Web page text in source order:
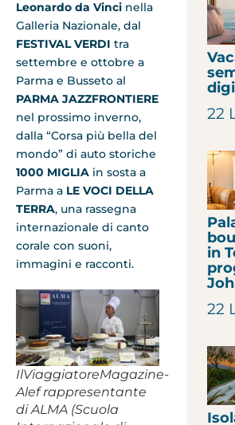
Leonardo da Vinci nella
Galleria Nazionale, dal
FESTIVAL VERDI tra
settembre e ottobre a
Parma e Busseto al
PARMA JAZZFRONTIERE
nel prossimo inverno,
dalla “Corsa più bella del
mondo” di auto storiche
1000 MIGLIA in sosta a
Parma a LE VOCI DELLA
TERRA, una rassegna
internazionale di canto
corale con suoni,
immagini e racconti.
IlViaggiatoreMagazine-
Alef rappresentante
di ALMA (Scuola
22
in
22